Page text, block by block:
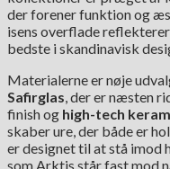
der forener funktion og
isens overflade
bedste i skandinavisk
Materialerne er nøje
Safirglas, der er næsten
finish og high-tech
skaber ure, der både er
er designet til at stå imod
som Arktis står fast mod